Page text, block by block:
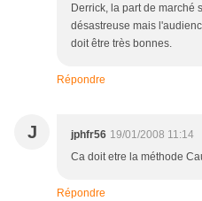
Derrick, la part de marché
désastreuse mais
doit être très bonnes.
Répondre
J jphfr56 19/01/2008 11:14
Ca doit etre la méthode
Répondre